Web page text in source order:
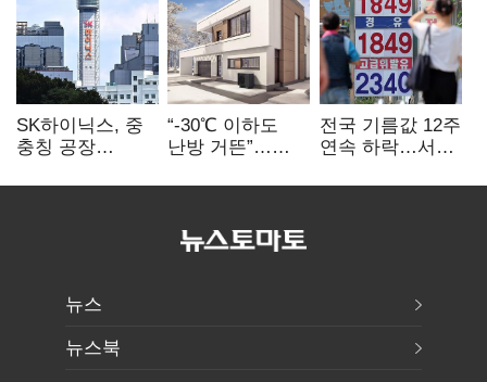
SK하이닉스, 중
충칭 공장
검토?…“확정된
“-30℃ 이하도
난방 거뜬”…
국립연구소와
전국 기름값 12주
연속 하락…서울
뉴스
뉴스북